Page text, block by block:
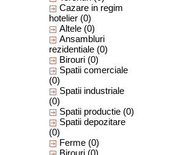
Cazare in regim
hotelier(0)
Altele(0)
Ansambluri
rezidentiale(0)
Birouri(0)
Spatii comerciale
(0)
Spatii industriale
(0)
Spatii productie(0)
Spatii depozitare
(0)
Ferme(0)
Birouri(0)